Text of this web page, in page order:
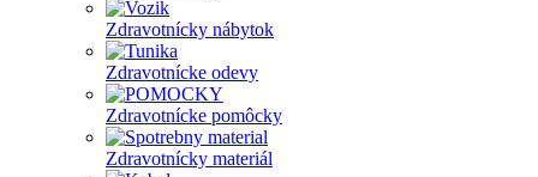
Zdravotnícky nábytok
Zdravotnícke odevy
Zdravotnícke pomôcky
Zdravotnícky materiál